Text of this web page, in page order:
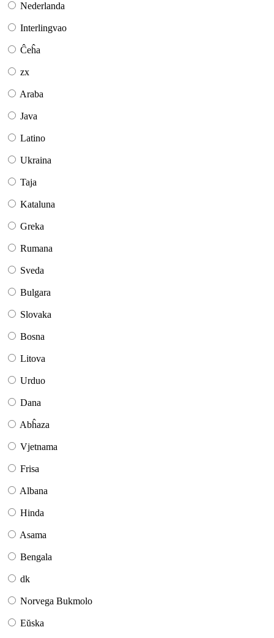
Nederlanda
Interlingvao
Ĉeĥa
zx
Araba
Java
Latino
Ukraina
Taja
Kataluna
Greka
Rumana
Sveda
Bulgara
Slovaka
Bosna
Litova
Urduo
Dana
Abĥaza
Vjetnama
Frisa
Albana
Hinda
Asama
Bengala
dk
Norvega Bukmolo
Eŭska